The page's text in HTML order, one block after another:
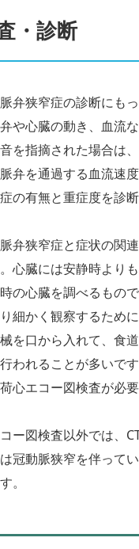
・診断
弁狭窄症の診断にも
や心臓の動き、血流
を指摘された場合は
弁を通過する血流速
の有無と重症度を診
弁狭窄症と症状の関
心臓には安静時より
の心臓を調べるもの
細かく観察するため
を口から入れて、食
われることが多いで
心エコー図検査が必
ー図検査以外では、
冠動脈狭窄を伴って
。